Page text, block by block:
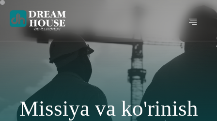
Missiya va ko'rinish